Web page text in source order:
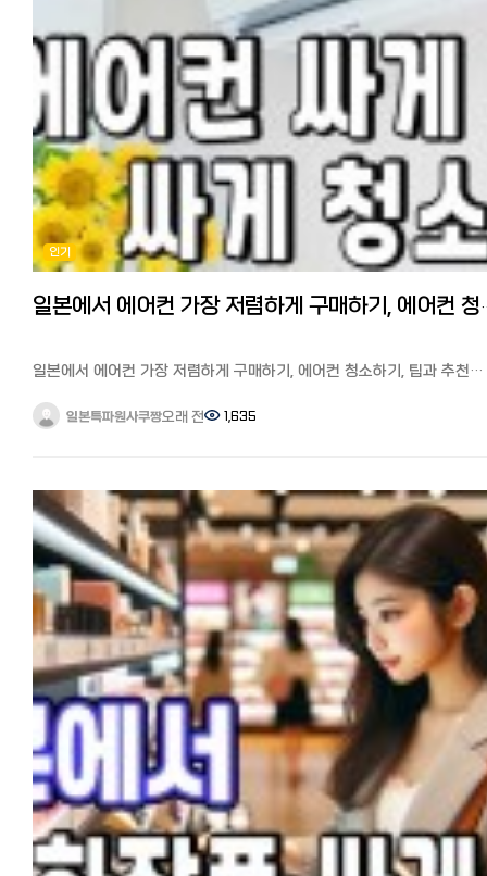
그렇다면, 과연 얼마나 많은 작품이 있을까요? 한일 넷플릭스의 특징도
함께 정리해서 설명하겠습니다.
한국 버전 넷플릭스의 특징과 작품수 한국 드라마: 약 700~1,000 작품
한국 영화·버라이어티도 매우 풍부 한국의 방송사(tvN, JTBC, SBS 등)의
작품이 비교적 많다 일본 버전 넷플릭스의 특징과 작품수 한국 드라마: 약
500~700 작품 ‘오징어 게임’, ‘눈물의 여왕’, ‘수고했어’ 등 Netflix
오리지널 작품은 거의 동일 일본 애니메이션, 일본 드라마, 국내 영화가 풍성
일부 한국 내용 작품이나 구작은 제공되지 않을 수 있다 즉, 한국판이 약
100~300 작품 정도 더 많다는 것을 알 수 있습니다. ‘몇 배’라고 할 정
큰 차이는 아니지만, 저처럼 매일 한국 드라마를 보는 한국 드라마
매니아에게는 큰 차이라고 할 수 있습니다.
게다가 한국 버전에서는 오래된 한국 드라마, 한국에서 방영된 지 얼마
작품, 일본에서는 권리 문제로 스트리밍되지 않은 작품까지 볼 수 있어,
일본에서 한국판 넷플릭스를 보는 방법 저는 최근 한국판 넷플릭스에서
1995년에 방영되어 당시 신드롬을 일으킨 드라마 ‘모래시계’를 다시
일본에서 한국 넷플릭스를 보는 방법을 설명드리겠습니다.
일본에서도 한국판 넷플릭스를 시청하는 방법은 VPN이라는 앱을 사용
합니다.
VPN을 이용 VPN을 알고 계신 분도 계시겠지만, VPN으로 한국 서버에
“VPNまたはプロキシを使用しているようです(VPN 또는 프록시를
사용하고 있는 것 같습니다)”라는 오류가 표시될 수 있습니다.
이 메시지가 나타났나요? 당황하지 말고 VPN을 끈 뒤 다시 연결해 주세
제 경험에 따르면, VPN을 이용해 한국판 넷플릭스를 시청하면 약 1시간
정도 지나 이 오류 메시지가 나타나지만, 놀라거나 당황할 일 없이 VPN
한 번 끈 뒤 다시 연결하면 계속해서 한국판 넷플릭스를 이용할 수 있습
또한, 일본어 자막이 필요하신 분들은 한국판 넷플릭스의 한국 드라마는
일본어 자막이 없을 수도 있습니다.
VPN은 어떤 것이 좋을까? 위에서 몇 차례 등장한 VPN은 어떤 것을
사용해야 할지 모르는 분들이 많을 것 같은데요.
한국의 TV 프로그램·드라마·버라이어티·스포츠 중계를 즐기는 일본 거
한국인과 한국 버전 넷플릭스를 이용하는 일본인이 자주 사용하는 것으
알려진 VPN은 ExpressVPN입니다.
ExpressVPN은 가장 유명한 서비스 중 하나로, 보안과 속도가 압도적
뛰어나다고 알려져 있습니다.
이용은 유료이지만, 1개월 동안 무료로 사용할 수 있고 언제든지 취소할
있어 리스크가 없습니다. (1개월 후에는 월 500엔 정도) 業界最速、安
匿名VPNサービス【ExpressVPN】1か月間無料で利用する
(まつエクサロン)으로 따로 운영되는 경우가 많습니다. - 시술 일본어 용어
- 현장에서 이 단어들만 알아도 절반은 성공입니다. 한국어 일본어 커트
カット (캇토) 다운펌(자연스러운 펌) ストレートパーマ (스토레토파마)
매직(강한 직모교정) 縮毛矯正 (슈쿠모쿄세이) 일반 펌 パーマ (파마) 염색
カラー (카라) 뿌리염색 リタッチカラー (리탓치카라) 탈색 ブリーチ
(브리치) 트리트먼트 トリートメント 기장은 유지해주세요 長さはキープで
(나가사와 키프데) 앞머리만 정리 前髪だけ整えて (마에가미다케) - 예약
방법 - 1. 핫페퍼뷰티 (ホットペッパービューティー)⭐ 추천
일본 최대 미용 예약 앱/사이트. 메뉴·가격·후기·쿠폰까지 보고앱으로
예약할 수 있어 전화가 부담스러운 분께 최적입니다. 2. 전화 예약
인기 개인은 전화만 받는 곳도 있습니다. 일본어 회화가 필요해 난이도가
높습니다. 3. 홈페이지 / 인스타 DM
요즘은 인스타 DM 예약을 받는곳도 많습니다. 4. 워크인 (예약 없이 방
저가 컷 전문점 위주로 가능. 인기 가게는 거의 예약 필수입니다. - 가격
지역·마다 다르지만 도쿄 기준 대략: 커트: 4,000~7,000엔 컷+컬러:
느껴지는 경우도 많습니다. - 한국인이 알아두면 좋은 팁 - 원하는 스타일
사진 3장은 필수. 말보다 사진이 정확합니다. **다운펌(스트레이트 파마)**은
모든곳이 잘하는 게 아니니 메뉴에 있는지 확인. 현재 머리 상태 사진도
벽은예약과 시술 중 소통입니다. 저도 번역앱을 붙들고 진땀을 뺐던 기
있는데요. 요즘은한국어로 원하는 스타일만 보내면 일본 미용실에 일본
예약·통역을 대신 해주는 서비스도 생겼습니다. (인스타 @beautia.japan )
일본어가 0이어도 검증된 미용실에서 원하는 머리를 받을 수 있어, 저처
미용실을 미뤄온 분이라면 한 번 알아두시면 좋을 것 같습니다. - 마무
일본 미용실, 종류와 예약 방법만 알면 생각보다 어렵지 않습니다.
핫페퍼뷰티로 예약해보거나, 일본어가 부담되면 한국어 예약 대행을
활용하는 것도 방법입니다. 엔저인 지금, 미뤄왔던 머리·네일을 일본에서
시도해보시는 건 어떨까요? 마지막까지 읽어주셔서 감사합니다.
인기
일본에서 에어컨 가
일본에서 에어컨 가장 저렴하게 구매하기, 에어컨 청소하기, 팁과 추천
일본의 여름은 한국보다 덥고 습하기로 유명합니다. 실제로 태풍이
한반도를 피해 일본열도를 아래에서 위까지 훓고 지나가는 일이 다반
십년이상 쓰는 가전으로 실내기와 실외기 2대로 구성되어 있고
설치공사비가 별도로 들기 때문에 가장 작은 6조짜리라 하더라도 신품은
10만원이 훌쩍 넘는 것이 보통입니다. 2년 연속 에어컨을 사본 경험을
토대로 일본에서 에어컨 가장 저렴하게 구매하는 법, 에어컨 청소하는 법
팁과 추천 사이트를 소개해드리겠습니다. -에어컨 저렴하게 구매하기
※일본 최대 중고에어컨 사이트에서도 5년지난 중고가 7만엔에 배송료
5500엔, 표준공사 2만엔으로 총 10만엔에 가까운 가격이 됩니다. 제가
작년에는 중고 에어컨 전문 사이트에서 구매했는데 성수기가 되면 가격
올라 본체 6-7만엔에 표준공사비 2만엔 정도로 신품가격과 별차이가
없었습니다. 구매는 중고사이트에서 가장 저렴한 방법으로는 본체만
중고를 잘 골라서 구매하고 설치는 구라시노마켓토(한국의 숨고)에서 가
저렴한 업자를 찾는 법입니다. 중고 에어컨은 메르카리, 라쿠텐 이치바에
많이 있습니다. 라쿠텐이치바에서 중고 에어컨 보기
메르카리 500엔 쿠폰 획득 링크 6조짜리 보통 35000-45000엔
정도에 구매할 수 있습니다. 에어컨은 실외기 가스가 소모품이어서
가능하면 출시 5년이내의 것을 고르는게 좋습니다. 설치공사는
구라시노마켓토에서 제품을 구매 후에는 구라시노마켓토에 여러 업자들
컨택해서 견적을 받아보세요. 표준공사비는 18000엔에서 25000엔 정
합니다. 다만 실외기의 위치, 에어컨 타공 여부 등에 따라 크게 다를 수
일본특파원사쿠짱오래 전 1,635